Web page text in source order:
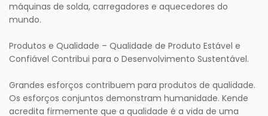
máquinas de solda, carregadores e aquecedores do
mundo.
Produtos e Qualidade – Qualidade de Produto Estável e
Confiável Contribui para o Desenvolvimento Sustentável.
Grandes esforços contribuem para produtos de qualidade.
Os esforços conjuntos demonstram humanidade. Kende
acredita firmemente que a qualidade é a vida de uma